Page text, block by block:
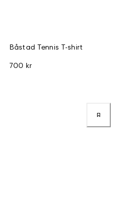
Båstad Tennis T-shirt
700 kr